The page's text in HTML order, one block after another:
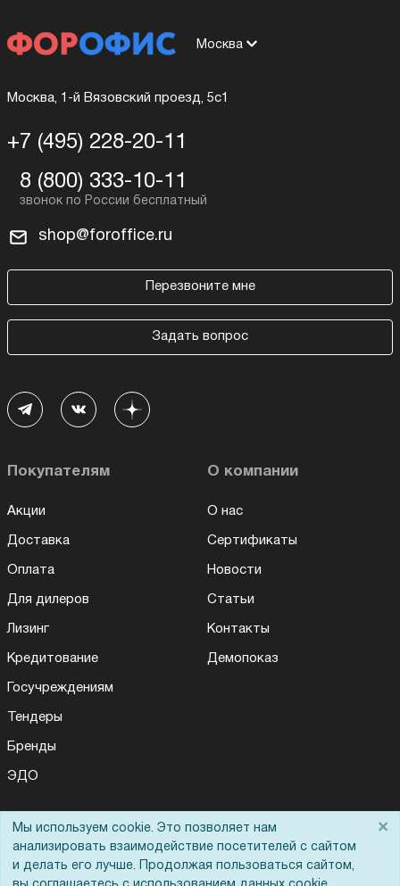
Москва
Москва, 1-й Вязовский проезд, 5с1
+7 (495) 228-20-11
8 (800) 333-10-11
shop@foroffice.ru
Перезвоните мне
Задать вопрос
Покупателям
Акции
Доставка
Оплата
Для дилеров
Лизинг
Кредитование
Госучреждениям
Тендеры
Бренды
ЭДО
О компании
О нас
Сертификаты
Новости
Статьи
Контакты
Демопоказ
Помощь
Вопрос-ответ
Мы используем cookie. Это позволяет нам
анализировать взаимодействие посетителей с сайтом
и делать его лучше. Продолжая пользоваться сайтом,
×